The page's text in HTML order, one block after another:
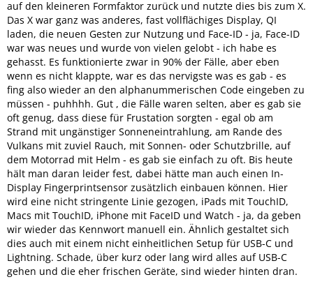
auf den kleineren Formfaktor zurück und nutzte dies bis zum X.
Das X war ganz was anderes, fast vollflächiges Display, QI
laden, die neuen Gesten zur Nutzung und Face-ID - ja, Face-ID
war was neues und wurde von vielen gelobt - ich habe es
gehasst. Es funktionierte zwar in 90% der Fälle, aber eben
wenn es nicht klappte, war es das nervigste was es gab - es
fing also wieder an den alphanummerischen Code eingeben zu
müssen - puhhhh. Gut , die Fälle waren selten, aber es gab sie
oft genug, dass diese für Frustation sorgten - egal ob am
Strand mit ungänstiger Sonneneintrahlung, am Rande des
Vulkans mit zuviel Rauch, mit Sonnen- oder Schutzbrille, auf
dem Motorrad mit Helm - es gab sie einfach zu oft. Bis heute
hält man daran leider fest, dabei hätte man auch einen In-
Display Fingerprintsensor zusätzlich einbauen können. Hier
wird eine nicht stringente Linie gezogen, iPads mit TouchID,
Macs mit TouchID, iPhone mit FaceID und Watch - ja, da geben
wir wieder das Kennwort manuell ein. Ähnlich gestaltet sich
dies auch mit einem nicht einheitlichen Setup für USB-C und
Lightning. Schade, über kurz oder lang wird alles auf USB-C
gehen und die eher frischen Geräte, sind wieder hinten dran.